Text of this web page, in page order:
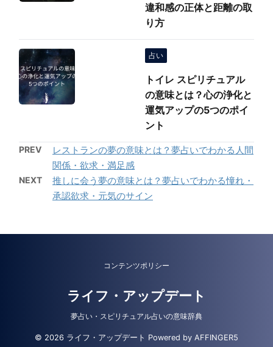
違和感の正体と距離の取
り方
占い
トイレ スピリチュアル
の意味とは？心の浄化と
運気アップの5つのポイ
ント
PREV
レストランの夢の意味とは？夢占いでわかる人間
関係・欲求・満足感
NEXT
推しに会う夢の意味とは？夢占いでわかる憧れ・
承認欲求・元気のサイン
コンテンツポリシー
ライフ・アップデート
夢占い・スピリチュアル占いの意味辞典
© 2026 ライフ・アップデート Powered by AFFINGER5